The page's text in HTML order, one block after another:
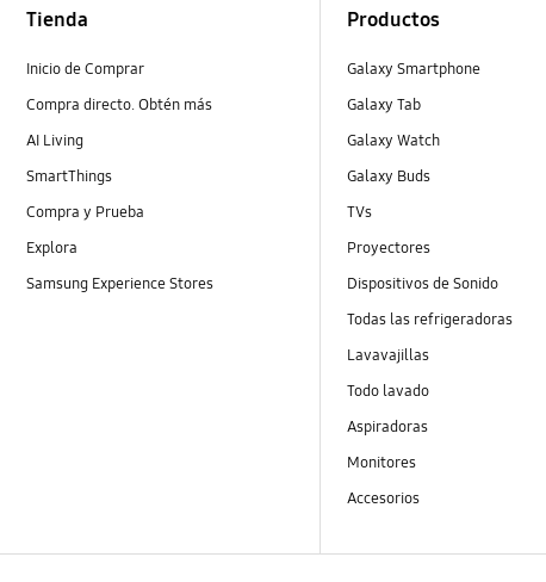
Tienda
Inicio de Comprar
Compra directo. Obtén más
AI Living
SmartThings
Compra y Prueba
Explora
Samsung Experience Stores
Productos
Galaxy Smartphone
Galaxy Tab
Galaxy Watch
Galaxy Buds
TVs
Proyectores
Dispositivos de Sonido
Todas las refrigeradoras
Lavavajillas
Todo lavado
Aspiradoras
Monitores
Accesorios